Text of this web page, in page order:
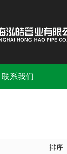
联系我们
排序